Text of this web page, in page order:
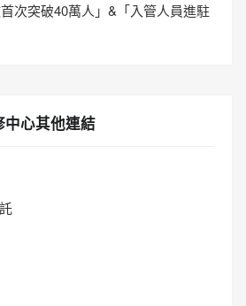
次突破40萬人」&「入管人員進駐
中心其他連結